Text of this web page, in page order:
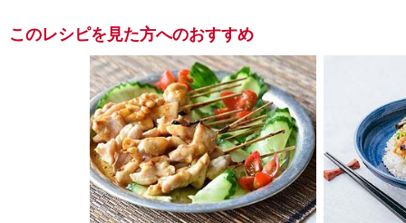
このレシピを見た方へのおすすめ